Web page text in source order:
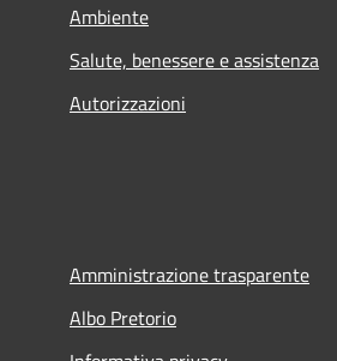
Ambiente
Salute, benessere e assistenza
Autorizzazioni
Amministrazione trasparente
Albo Pretorio